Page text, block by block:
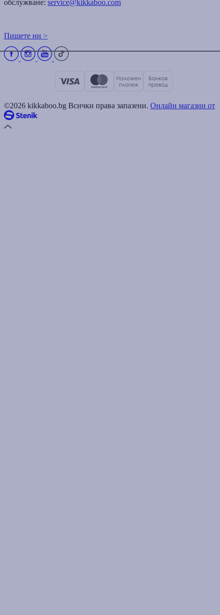
обслужване: service@kikkaboo.com
Пишете ни >
©2026 kikkaboo.bg Всички права запазени. Онлайн магазин от